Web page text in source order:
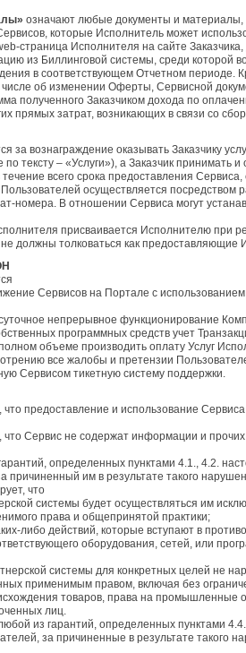
означают любые документы и
которые Исполнитель может
страница Исполнителя на сайте
из Биллинговой системы, среди которой
в соответствующем Отчетном периоде.
об изменении Оферты, Сервисной
полученного Заказчиком дохода по
прямых затрат, возникающих в связи со
за вознаграждение оказывать Заказчику
тексту – «Услуги»), а Заказчик принимать
течение всего срока предоставления
осуществляется
номера. В отношении Сервиса могут
присваивается Исполнителю при
должны толковаться как предоставляющие
Сервисов на Портале с
непрерывное функционирование
программных средств учет
объеме производить оплату Услуг
все жалобы и претензии
Сервисом тикетную систему поддержки.
что предоставление и использование
что Сервис не содержат информации и
определенных пунктами 4.1., 4.2.
причиненный им в результате такого
что
системы будет осуществляться им
права и общепринятой практики;
либо действий, которые вступают в
оборудования, сетей, или
системы для конкретных целей не
применимым правом, включая без
товаров, права на
лиц.
из гарантий, определенных пунктами
за причиненные в результате такого